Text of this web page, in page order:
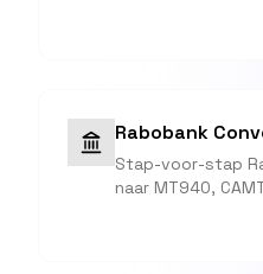
Rabobank
Stap-voor-stap
naar MT940,